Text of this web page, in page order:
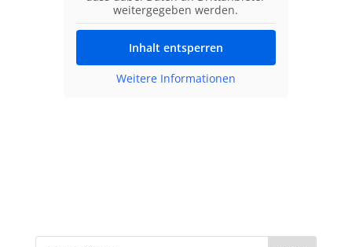
weitergegeben werden.
Inhalt entsperren
Weitere Informationen